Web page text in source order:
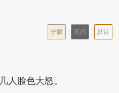
默认
夜间
护眼
人脸色大怒。